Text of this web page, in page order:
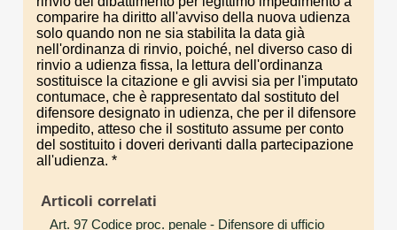
comparire ha diritto all'avviso della nuova udienza
solo quando non ne sia stabilita la data già
nell'ordinanza di rinvio, poiché, nel diverso caso di
rinvio a udienza fissa, la lettura dell'ordinanza
sostituisce la citazione e gli avvisi sia per l'imputato
contumace, che è rappresentato dal sostituto del
difensore designato in udienza, che per il difensore
impedito, atteso che il sostituto assume per conto
del sostituito i doveri derivanti dalla partecipazione
all'udienza. *
Articoli correlati
Art. 97 Codice proc. penale - Difensore di ufficio